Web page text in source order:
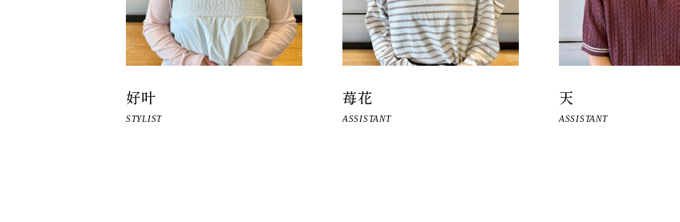
好叶
STYLIST
苺花
ASSISTANT
天
ASSISTANT